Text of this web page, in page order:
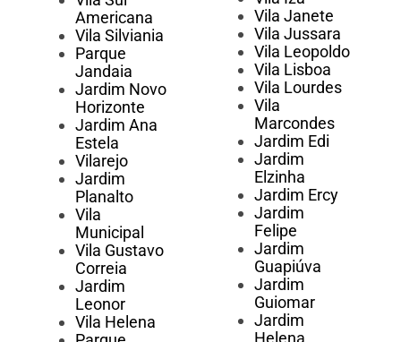
Americana
Vila Silviania
Parque
Jandaia
Jardim Novo
Horizonte
Jardim Ana
Estela
Vilarejo
Jardim
Planalto
Vila
Municipal
Vila Gustavo
Correia
Jardim
Leonor
Vila Helena
Vila Janete
Vila Jussara
Vila Leopoldo
Vila Lisboa
Vila Lourdes
Vila
Marcondes
Jardim Edi
Jardim
Elzinha
Jardim Ercy
Jardim
Felipe
Jardim
Guapiúva
Jardim
Guiomar
Jardim